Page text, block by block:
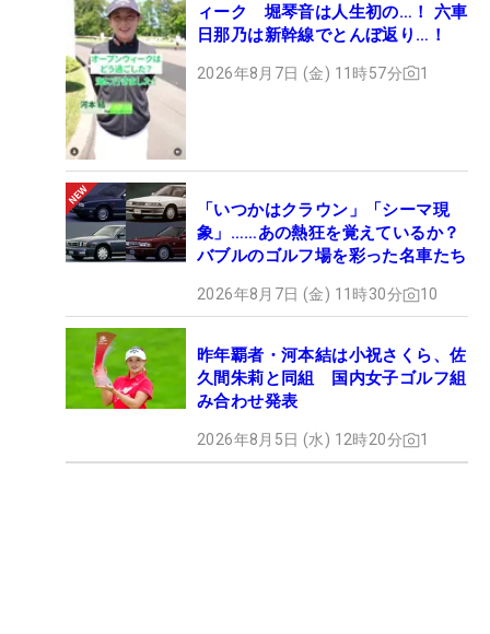
ィーク 堀琴音は人生初の…！ 六車
日那乃は新幹線でとんぼ返り…！
2026年8月7日 (金) 11時57分 1
「いつかはクラウン」「シーマ現
象」……あの熱狂を覚えているか？
バブルのゴルフ場を彩った名車たち
2026年8月7日 (金) 11時30分 10
昨年覇者・河本結は小祝さくら、佐
久間朱莉と同組 国内女子ゴルフ組
み合わせ発表
2026年8月5日 (水) 12時20分 1